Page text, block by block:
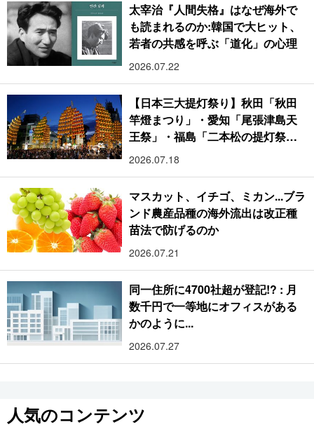
太宰治『人間失格』はなぜ海外で
も読まれるのか:韓国で大ヒット、
若者の共感を呼ぶ「道化」の心理
2026.07.22
【日本三大提灯祭り】秋田「秋田
竿燈まつり」・愛知「尾張津島天
王祭」・福島「二本松の提灯祭
り」:おびただしい灯火が夜空を照
2026.07.18
マスカット、イチゴ、ミカン...ブラ
ンド農産品種の海外流出は改正種
苗法で防げるのか
2026.07.21
同一住所に4700社超が登記!? : 月
数千円で一等地にオフィスがある
かのように...
2026.07.27
人気のコンテンツ